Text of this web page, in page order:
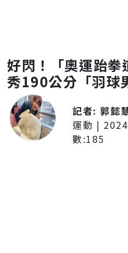
好閃！「奧運跆拳
秀190公分「羽球
記者:郭懿
運動 |
數:185